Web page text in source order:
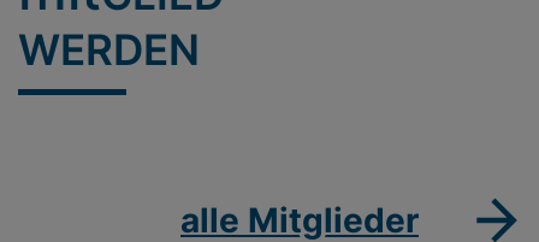
WERDEN
alle Mitglieder